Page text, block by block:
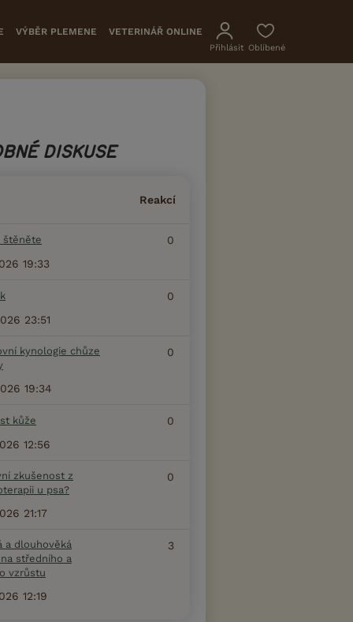
VÝBĚR PLEMENE VETERINÁŘ ONLINE
Přihlásit Oblíbené
DISKUSE
Reakcí
štěněte
0
19:33
0
23:51
kynologie chůze
0
19:34
kůže
0
12:56
zkušenost z
u psa?
0
21:17
a dlouhověká
středního a
vzrůstu
3
12:19